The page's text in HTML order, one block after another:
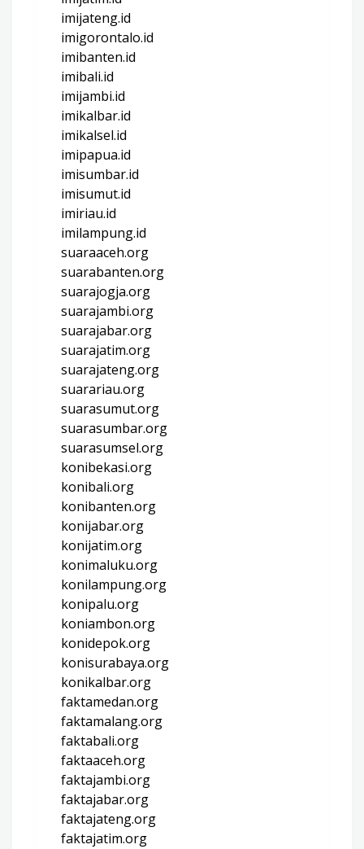
imijateng.id
imigorontalo.id
imibanten.id
imibali.id
imijambi.id
imikalbar.id
imikalsel.id
imipapua.id
imisumbar.id
imisumut.id
imiriau.id
imilampung.id
suaraaceh.org
suarabanten.org
suarajogja.org
suarajambi.org
suarajabar.org
suarajatim.org
suarajateng.org
suarariau.org
suarasumut.org
suarasumbar.org
suarasumsel.org
konibekasi.org
konibali.org
konibanten.org
konijabar.org
konijatim.org
konimaluku.org
konilampung.org
konipalu.org
koniambon.org
konidepok.org
konisurabaya.org
konikalbar.org
faktamedan.org
faktamalang.org
faktabali.org
faktaaceh.org
faktajambi.org
faktajabar.org
faktajateng.org
faktajatim.org